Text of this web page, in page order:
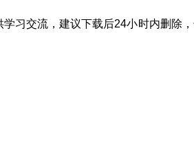
习交流，建议下载后24小时内删除